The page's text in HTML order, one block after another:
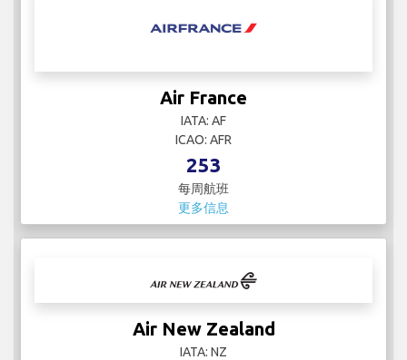
Air France
IATA: AF
ICAO: AFR
253
每周航班
更多信息
Air New Zealand
IATA: NZ